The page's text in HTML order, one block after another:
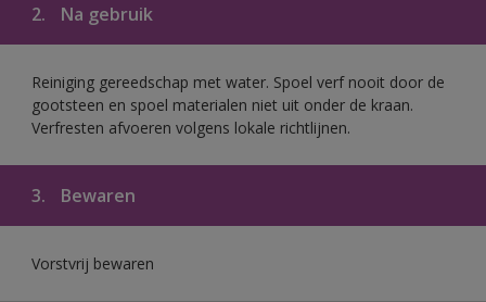
2. Na gebruik
Reiniging gereedschap met water. Spoel verf nooit door de
gootsteen en spoel materialen niet uit onder de kraan.
Verfresten afvoeren volgens lokale richtlijnen.
3. Bewaren
Vorstvrij bewaren